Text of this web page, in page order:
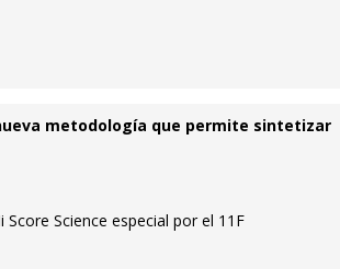
metodología que permite sintetizar
Science especial por el 11F